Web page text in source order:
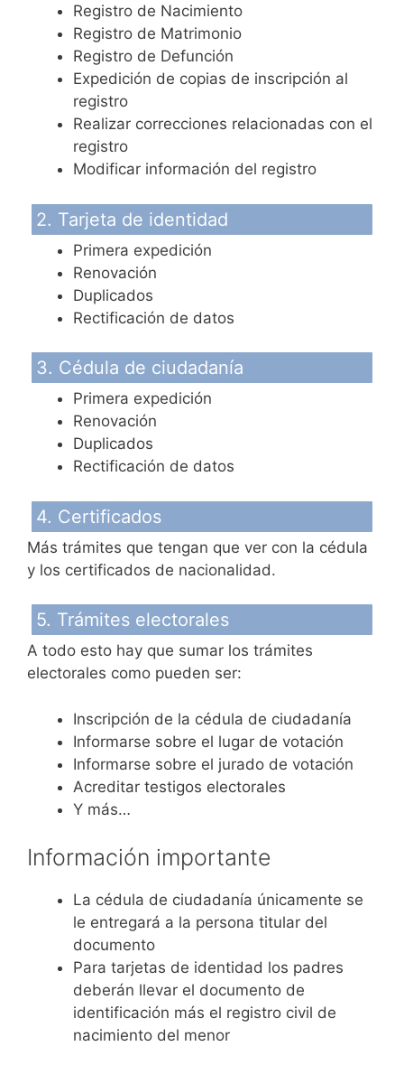
Registro de Nacimiento
Registro de Matrimonio
Registro de Defunción
Expedición de copias de inscripción al
registro
Realizar correcciones relacionadas con el
registro
Modificar información del registro
2. Tarjeta de identidad
Primera expedición
Renovación
Duplicados
Rectificación de datos
3. Cédula de ciudadanía
Primera expedición
Renovación
Duplicados
Rectificación de datos
4. Certificados
Más trámites que tengan que ver con la cédula
y los certificados de nacionalidad.
5. Trámites electorales
A todo esto hay que sumar los trámites
electorales como pueden ser:
Inscripción de la cédula de ciudadanía
Informarse sobre el lugar de votación
Informarse sobre el jurado de votación
Acreditar testigos electorales
Y más…
Información importante
La cédula de ciudadanía únicamente se
le entregará a la persona titular del
documento
Para tarjetas de identidad los padres
deberán llevar el documento de
identificación más el registro civil de
nacimiento del menor